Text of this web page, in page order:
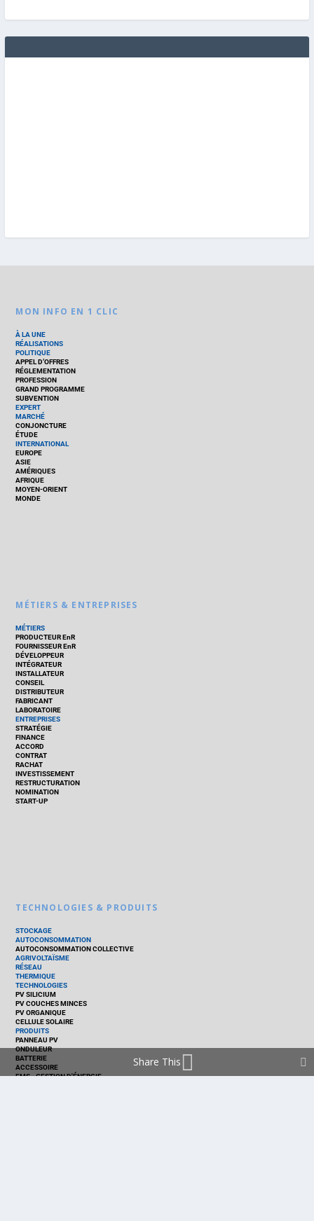
MON INFO EN 1 CLIC
À LA UNE
RÉALISATIONS
POLITIQUE
APPEL D’OFFRES
RÉGLEMENTATION
PROFESSION
GRAND PROGRAMME
SUBVENTION
EXPERT
MARCHÉ
CONJONCTURE
ÉTUDE
INTERNATIONAL
EUROPE
ASIE
AMÉRIQUES
AFRIQUE
MOYEN-ORIENT
MONDE
MÉTIERS & ENTREPRISES
MÉTIERS
PRODUCTEUR EnR
FOURNISSEUR EnR
DÉVELOPPEUR
INTÉGRATEUR
INSTALLATEUR
CONSEIL
DISTRIBUTEUR
FABRICANT
LABORATOIRE
ENTREPRISES
STRATÉGIE
FINANCE
ACCORD
CONTRAT
RACHAT
INVESTISSEMENT
RESTRUCTURATION
NOMINATION
START-UP
TECHNOLOGIES & PRODUITS
STOCKAGE
AUTOCONSOMMATION
AUTOCONSOMMATION COLLECTIVE
AGRIVOLTAÏSME
RÉSEAU
THERMIQUE
TECHNOLOGIES
PV SILICIUM
PV COUCHES MINCES
PV ORGANIQUE
CELLULE SOLAIRE
PRODUITS
PANNEAU PV
ONDULEUR
BATTERIE
ACCESSOIRE
EMS - GESTION D'ÉNERGIE
Share This